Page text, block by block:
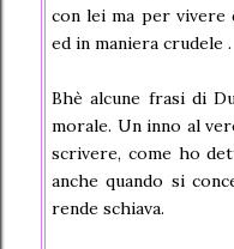
con lei ma per vivere
ed in maniera crudele .
Bhè alcune frasi di
morale. Un inno al
scrivere, come ho
anche quando si
rende schiava.